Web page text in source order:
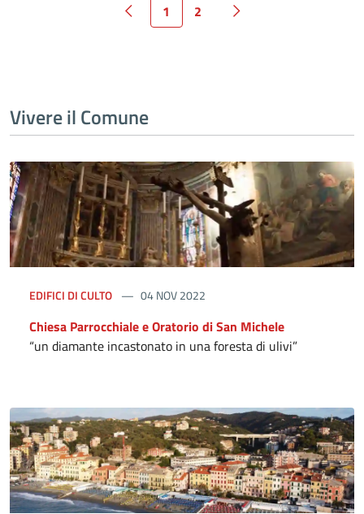
1 2
Vivere il Comune
EDIFICI DI CULTO 04 NOV 2022
Chiesa Parrocchiale e Oratorio di San Michele
“un diamante incastonato in una foresta di ulivi”